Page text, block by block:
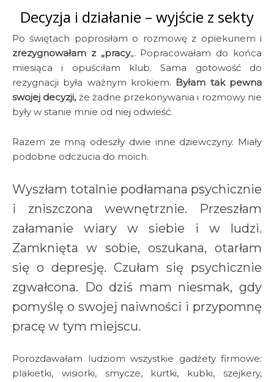
Decyzja i działanie – wyjście z sekty
Po świętach poprosiłam o rozmowę z opiekunem i
zrezygnowałam z „pracy„. Popracowałam do końca
miesiąca i opuściłam klub. Sama gotowość do
rezygnacji była ważnym krokiem. Byłam tak pewna
swojej decyzji,że żadne przekonywania i rozmowy nie
były w stanie mnie od niej odwieść.
Razem ze mną odeszły dwie inne dziewczyny. Miały
podobne odczucia do moich.
Wyszłam totalnie podłamana psychicznie
i zniszczona wewnętrznie. Przeszłam
załamanie wiary w siebie i w ludzi.
Zamknięta w sobie, oszukana, otarłam
się o depresję. Czułam się psychicznie
zgwałcona. Do dziś mam niesmak, gdy
pomyślę o swojej naiwności i przypomnę
pracę w tym miejscu.
Porozdawałam ludziom wszystkie gadżety firmowe:
plakietki, wisiorki, smycze, kurtki, kubki, szejkery,